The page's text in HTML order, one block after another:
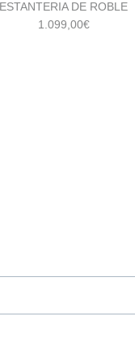
ESTANTERIA DE ROBLE
1.099,00€